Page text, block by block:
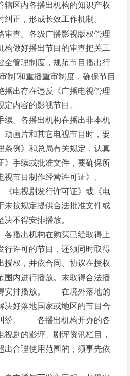
辖区内各播出机构的知识产权
正，形成长效工作机制。
审查。各级广播影视版权管理
构做好播出节目的审查把关工
全管理制度，规范节目播出行
制”和重播重审制度，确保节目
播出存在违反《广播电视管理
内容的影视节目。
续。各播出机构在播出非本机
动画片和其它电视节目时，要
条例》和总局有关规定，认真
》手续或批准文件，要确保所
节目制作经营许可证》、
《电视剧发行许可证》或《电
未按规定提供合法批准文件或
不得安排播放。
各播出机构在购买已经取得上
行许可的节目，还须同时取得
授权，并依合同、协议在授权
围内进行播放。未取得合法播
安排播放。　　在境外落地的
决好落地国家或地区的节目合
纷。　　各播出机构开办的各
剧的影评、剧评资讯栏目，
出合理使用范围的，须事先依